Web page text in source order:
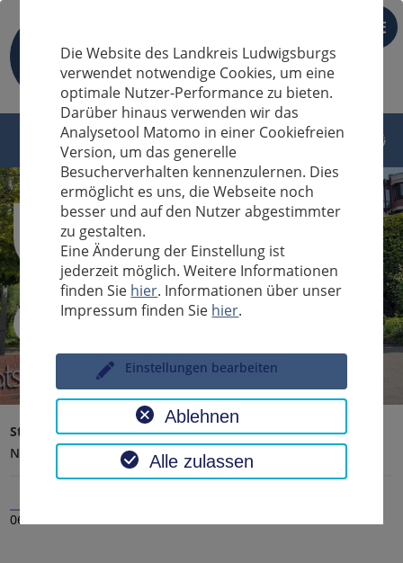
DE
Sucheingabe
Startseite Landratsamt, Landkreis
Aktuelles
Nachrichten
06.05.2021
Die Website des Landkreis Ludwigsburgs
verwendet notwendige Cookies, um eine
optimale Nutzer-Performance zu bieten.
Darüber hinaus verwenden wir das
Analysetool Matomo in einer Cookiefreien
Version, um das generelle
Besucherverhalten kennenzulernen. Dies
ermöglicht es uns, die Webseite noch
besser und auf den Nutzer abgestimmter
zu gestalten.
Eine Änderung der Einstellung ist
jederzeit möglich. Weitere Informationen
finden Sie hier. Informationen über unser
Impressum finden Sie hier.
Einstellungen bearbeiten
Ablehnen
Alle zulassen